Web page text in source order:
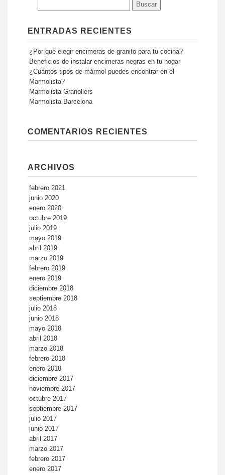
ENTRADAS RECIENTES
¿Por qué elegir encimeras de granito para tu cocina?
Beneficios de instalar encimeras negras en tu hogar
¿Cuántos tipos de mármol puedes encontrar en el
Marmolista?
Marmolista Granollers
Marmolista Barcelona
COMENTARIOS RECIENTES
ARCHIVOS
febrero 2021
junio 2020
enero 2020
octubre 2019
julio 2019
mayo 2019
abril 2019
marzo 2019
febrero 2019
enero 2019
diciembre 2018
septiembre 2018
julio 2018
junio 2018
mayo 2018
abril 2018
marzo 2018
febrero 2018
enero 2018
diciembre 2017
noviembre 2017
octubre 2017
septiembre 2017
julio 2017
junio 2017
abril 2017
marzo 2017
febrero 2017
enero 2017